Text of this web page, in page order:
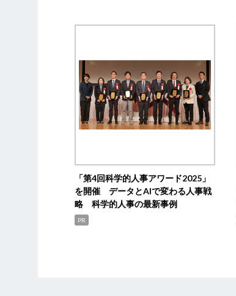
「第4回科学的人事アワード2025」
を開催 データとAIで変わる人事戦
略 科学的人事の最新事例
PR